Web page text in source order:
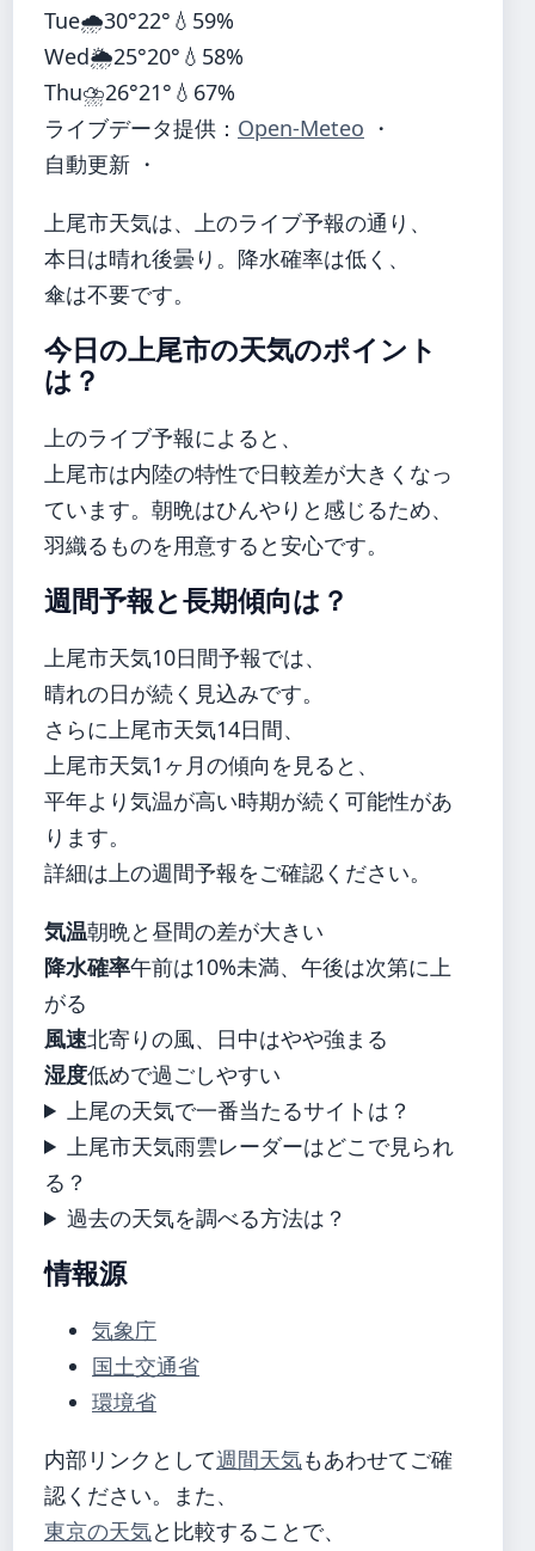
Tue🌧️30°22° 💧59%
Wed🌦️25°20° 💧58%
Thu⛈️26°21° 💧67%
ライブデータ提供： Open-Meteo ・
自動更新 ・
上尾市天気は、上のライブ予報の通り、
本日は晴れ後曇り。降水確率は低く、
傘は不要です。
今日の上尾市の天気のポイント
は？
上のライブ予報によると、
上尾市は内陸の特性で日較差が大きくなっ
ています。朝晩はひんやりと感じるため、
羽織るものを用意すると安心です。
週間予報と長期傾向は？
上尾市天気10日間予報では、
晴れの日が続く見込みです。
さらに上尾市天気14日間、
上尾市天気1ヶ月の傾向を見ると、
平年より気温が高い時期が続く可能性があ
ります。
詳細は上の週間予報をご確認ください。
気温朝晩と昼間の差が大きい
降水確率午前は10%未満、午後は次第に上
がる
風速北寄りの風、日中はやや強まる
湿度低めで過ごしやすい
上尾の天気で一番当たるサイトは？
上尾市天気雨雲レーダーはどこで見られ
る？
過去の天気を調べる方法は？
情報源
気象庁
国土交通省
環境省
内部リンクとして週間天気もあわせてご確
認ください。また、
東京の天気と比較することで、